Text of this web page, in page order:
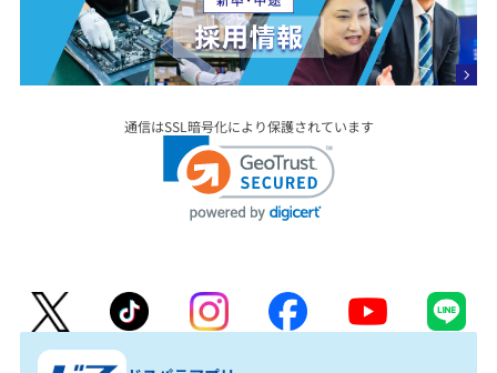
通信はSSL暗号化により保護されています